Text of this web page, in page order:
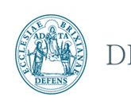
content